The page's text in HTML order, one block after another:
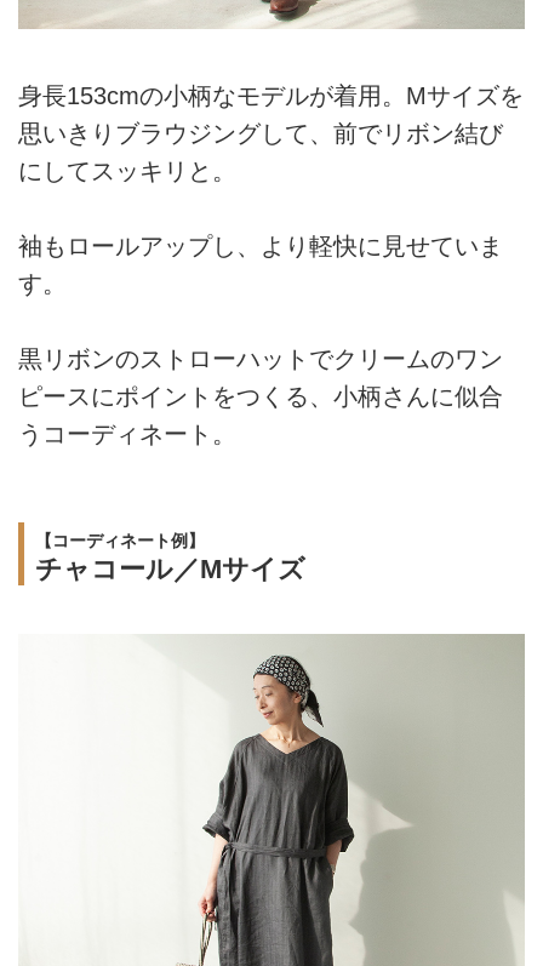
身長153cmの小柄なモデルが着用。Mサイズを
思いきりブラウジングして、前でリボン結び
にしてスッキリと。
袖もロールアップし、より軽快に見せていま
す。
黒リボンのストローハットでクリームのワン
ピースにポイントをつくる、小柄さんに似合
うコーディネート。
【コーディネート例】
チャコール／Mサイズ